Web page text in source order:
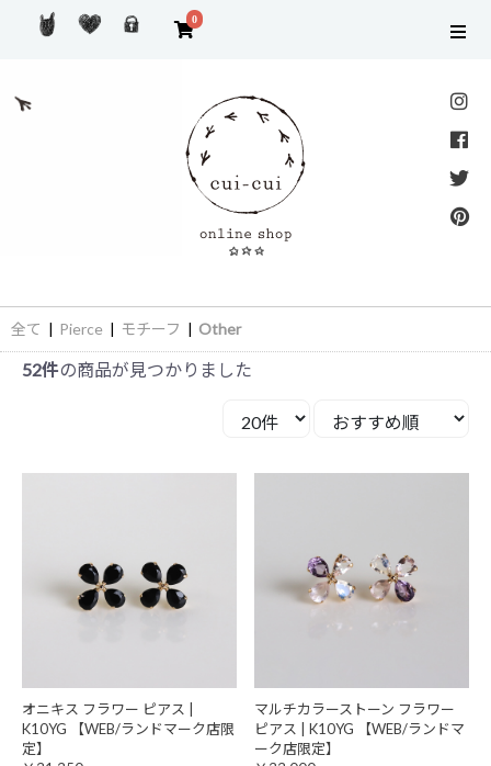
0
全て | Pierce | モチーフ | Other
52件の商品が見つかりました
オニキス フラワー ピアス |
K10YG 【WEB/ランドマーク店限
定】
マルチカラーストーン フラワー
ピアス | K10YG 【WEB/ランドマ
ーク店限定】